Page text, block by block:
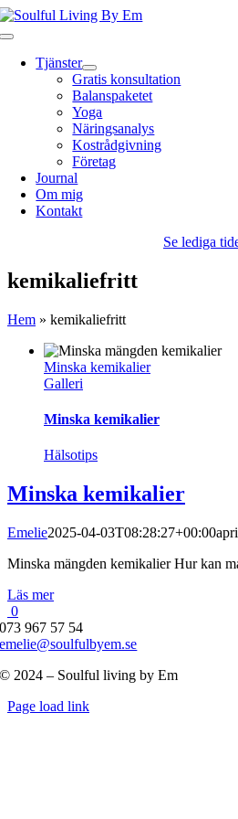
Fortsätt
till
Toggle
NavigationTjänster
Gratis konsultation
Balanspaketet
Yoga
Näringsanalys
Kostrådgivning
Företag
Journal
Om mig
Kontakt
Se lediga
kemikaliefritt
Hem » kemikaliefritt
Minska kemikalier
Galleri
Minska kemikalier
Hälsotips
Minska kemikalier
Emelie2025-04-03T08:28:27+00:00
Minska mängden kemikalier Hur kan
Läs mer
0
073 967 57 54
emelie@soulfulbyem.se
© 2024 – Soulful living by Em
Byt
Page load link